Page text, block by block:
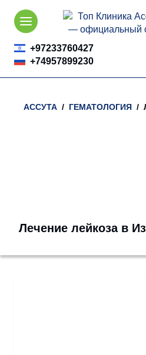
Skip
content
+97233760427
+74957899230
АССУТА / ГЕМАТОЛОГИЯ /
Лечение лейкоза в